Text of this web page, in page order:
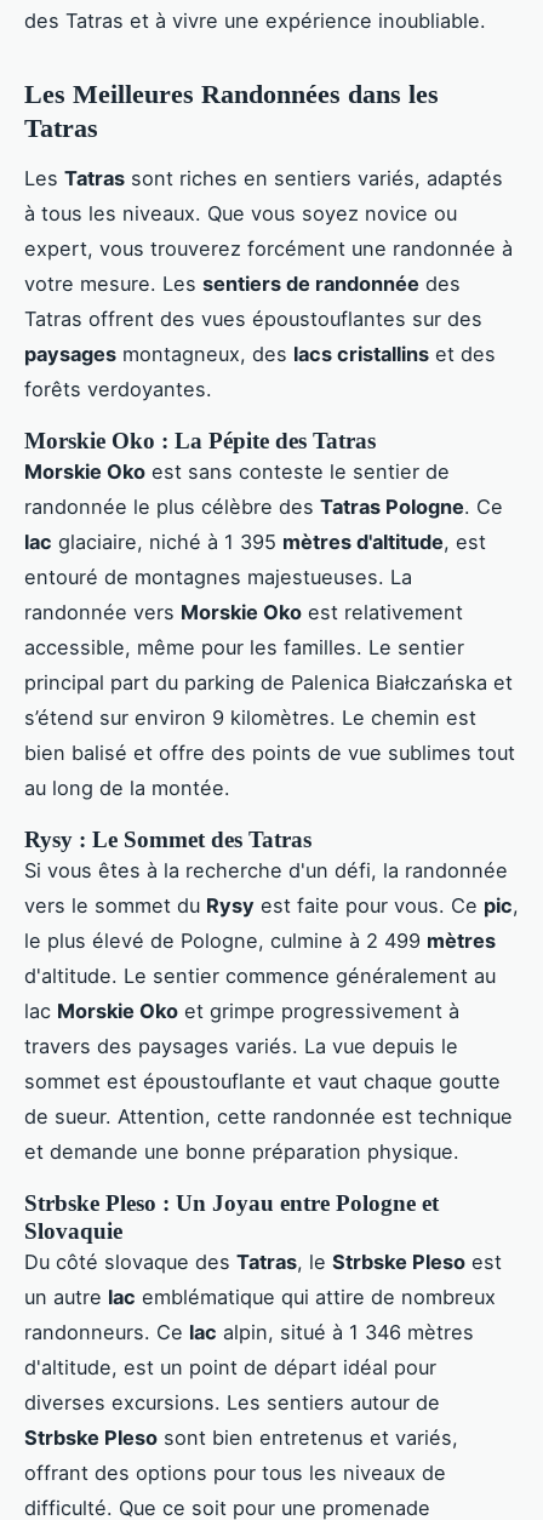
des Tatras et à vivre une expérience inoubliable.
Les Meilleures Randonnées dans les
Tatras
Les Tatras sont riches en sentiers variés, adaptés
à tous les niveaux. Que vous soyez novice ou
expert, vous trouverez forcément une randonnée à
votre mesure. Les sentiers de randonnée des
Tatras offrent des vues époustouflantes sur des
paysages montagneux, des lacs cristallins et des
forêts verdoyantes.
Morskie Oko : La Pépite des Tatras
Morskie Oko est sans conteste le sentier de
randonnée le plus célèbre des Tatras Pologne. Ce
lac glaciaire, niché à 1 395 mètres d'altitude, est
entouré de montagnes majestueuses. La
randonnée vers Morskie Oko est relativement
accessible, même pour les familles. Le sentier
principal part du parking de Palenica Białczańska et
s’étend sur environ 9 kilomètres. Le chemin est
bien balisé et offre des points de vue sublimes tout
au long de la montée.
Rysy : Le Sommet des Tatras
Si vous êtes à la recherche d'un défi, la randonnée
vers le sommet du Rysy est faite pour vous. Ce pic,
le plus élevé de Pologne, culmine à 2 499 mètres
d'altitude. Le sentier commence généralement au
lac Morskie Oko et grimpe progressivement à
travers des paysages variés. La vue depuis le
sommet est époustouflante et vaut chaque goutte
de sueur. Attention, cette randonnée est technique
et demande une bonne préparation physique.
Strbske Pleso : Un Joyau entre Pologne et
Slovaquie
Du côté slovaque des Tatras, le Strbske Pleso est
un autre lac emblématique qui attire de nombreux
randonneurs. Ce lac alpin, situé à 1 346 mètres
d'altitude, est un point de départ idéal pour
diverses excursions. Les sentiers autour de
Strbske Pleso sont bien entretenus et variés,
offrant des options pour tous les niveaux de
difficulté. Que ce soit pour une promenade